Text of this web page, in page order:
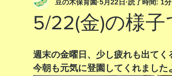
5/22(金)の様子
豆の木保育園 5月22日 読了時間: 1分
週末の金曜日、少し疲れも出てく
今朝も元気に登園してくれました